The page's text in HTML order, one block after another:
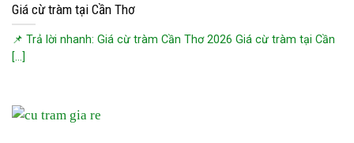
Giá cừ tràm tại Cần Thơ
📌 Trả lời nhanh: Giá cừ tràm Cần Thơ 2026 Giá cừ tràm tại Cần
[...]